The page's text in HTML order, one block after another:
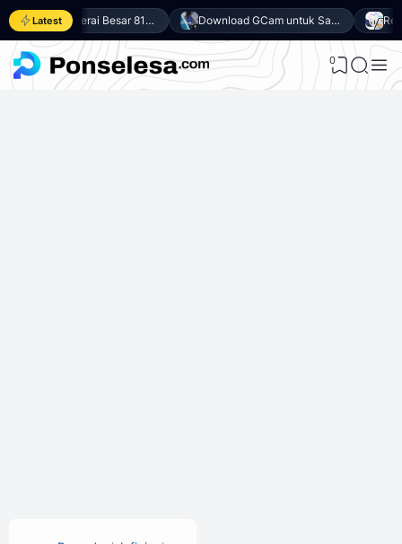
Latest Andalkan Baterai Besar 8100mAh dan SoC Unisoc T7300, Ini dia 10 Keunggulan vivo Y500 4G Download GCam untuk Samsung Galaxy A27 5G (GCam APK 9.6 & LMC 8.4)
0